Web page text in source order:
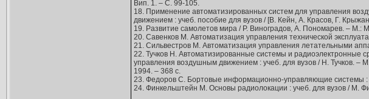
Вип. 1. – С. 99-105.
18. Применение автоматизированных систем для управления
движением : учеб. пособие для вузов / [В. Кейн, А. Красов, Г.
19. Развитие самолетов мира / Р. Виноградов, А. Пономарев. – М.:
20. Савенков М. Автоматизация управления технической
21. Сильвестров М. Автоматизация управления летательными
22. Тучков Н. Автоматизированные системы и радиоэлектронные
управления воздушным движением : учеб. для вузов / Н. Тучков. –
1994. – 368 с.
23. Федоров С. Бортовые информационно-управляющие системы :
24. Финкельштейн М. Основы радиолокации : учеб. для вузов / М.